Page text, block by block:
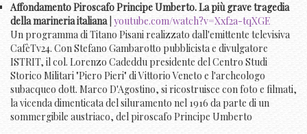
Affondamento Piroscafo Principe Umberto. La più grave tragedia
della marineria italiana| youtube.com/watch?v=Xxf2a-tqXGE
Un programma di Titano Pisani realizzato dall'emittente televisiva
CafèTv24. Con Stefano Gambarotto pubblicista e divulgatore
ISTRIT, il col. Lorenzo Cadeddu presidente del Centro Studi
Storico Militari "Piero Pieri" di Vittorio Veneto e l'archeologo
subacqueo dott. Marco D'Agostino, si ricostruisce con foto e filmati,
la vicenda dimenticata del siluramento nel 1916 da parte di un
sommergibile austriaco, del piroscafo Principe Umberto